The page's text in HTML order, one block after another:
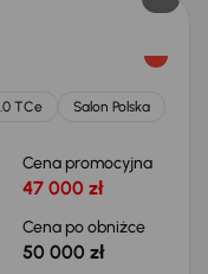
TCe
Salon Polska
Cena promocyjna
47 000 zł
Cena po obniżce
50 000 zł